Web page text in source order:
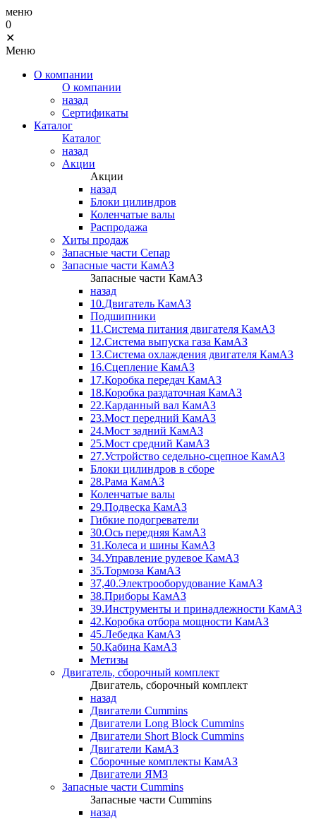
меню
0
✕
Меню
О компании
О компании
назад
Сертификаты
Каталог
Каталог
назад
Акции
Акции
назад
Блоки цилиндров
Коленчатые валы
Распродажа
Хиты продаж
Запасные части Сепар
Запасные части КамАЗ
Запасные части КамАЗ
назад
10.Двигатель КамАЗ
Подшипники
11.Система питания двигателя КамАЗ
12.Система выпуска газа КамАЗ
13.Система охлаждения двигателя КамАЗ
16.Сцепление КамАЗ
17.Коробка передач КамАЗ
18.Коробка раздаточная КамАЗ
22.Карданный вал КамАЗ
23.Мост передний КамАЗ
24.Мост задний КамАЗ
25.Мост средний КамАЗ
27.Устройство седельно-сцепное КамАЗ
Блоки цилиндров в сборе
28.Рама КамАЗ
Коленчатые валы
29.Подвеска КамАЗ
Гибкие подогреватели
30.Ось передняя КамАЗ
31.Колеса и шины КамАЗ
34.Управление рулевое КамАЗ
35.Тормоза КамАЗ
37,40.Электрооборудование КамАЗ
38.Приборы КамАЗ
39.Инструменты и принадлежности КамАЗ
42.Коробка отбора мощности КамАЗ
45.Лебедка КамАЗ
50.Кабина КамАЗ
Метизы
Двигатель, сборочный комплект
Двигатель, сборочный комплект
назад
Двигатели Cummins
Двигатели Long Bloсk Cummins
Двигатели Short Bloсk Cummins
Двигатели КамАЗ
Сборочные комплекты КамАЗ
Двигатели ЯМЗ
Запасные части Cummins
Запасные части Cummins
назад